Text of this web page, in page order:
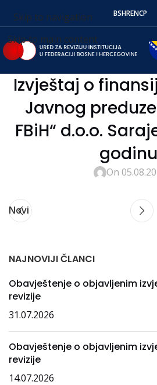
Skip to navigation
Skip to main content
BSHRENСР
Izvještaj o
Javnog
FBiH“ d.o.o.
On
Novi
NAJNOVIJI ČLANCI
Obavještenje o objavljenim
revizije
31.07.2026
Obavještenje o objavljenim
revizije
14.07.2026